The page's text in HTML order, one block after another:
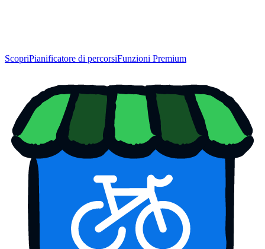
ScopriPianificatore di percorsiFunzioni Premium